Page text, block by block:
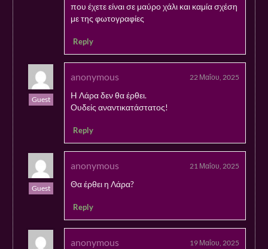
που έχετε είναι σε μαύρο χάλι και καμία σχέση
με της φωτογραφίες
Reply
Guest
anonymous 22 Μαΐου, 2025
H Λάρα δεν θα έρθει.
Ουδείς αναντικατάστατος!
Reply
Guest
anonymous 21 Μαΐου, 2025
Θα έρθει η Λάρα?
Reply
anonymous 19 Μαΐου, 2025